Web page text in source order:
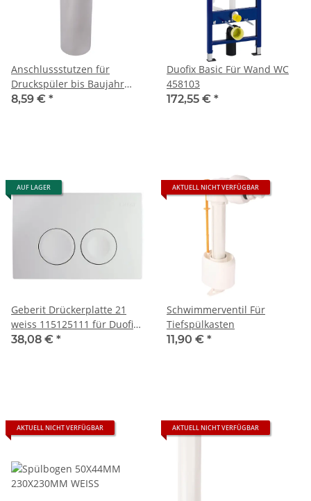
Anschlussstutzen für
Druckspüler bis Baujahr
11/2011
8,59 € *
Duofix Basic Für Wand WC
458103
172,55 € *
AUF LAGER
Geberit Drückerplatte 21
weiss 115125111 für Duofix
Basic
38,08 € *
AKTUELL NICHT VERFÜGBAR
Schwimmerventil Für
Tiefspülkasten
11,90 € *
AKTUELL NICHT VERFÜGBAR AKTUELL NICHT VERFÜGBAR